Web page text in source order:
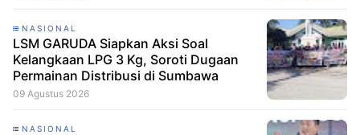
NASIONAL
LSM GARUDA Siapkan Aksi Soal
Kelangkaan LPG 3 Kg, Soroti Dugaan
Permainan Distribusi di Sumbawa
09 Agustus 2026
NASIONAL